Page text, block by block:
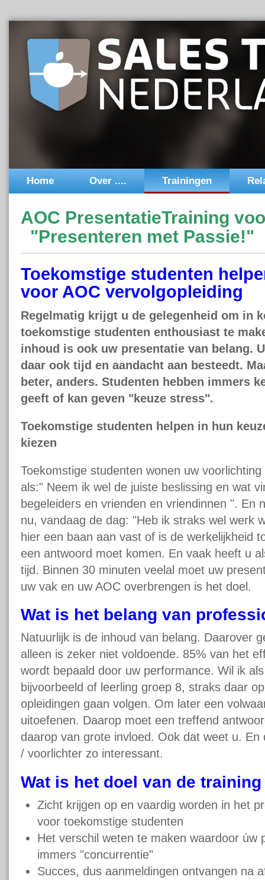
Home Over .... Trainingen
AOC PresentatieTraining
"Presenteren met Passie!"
Toekomstige studenten
voor AOC vervolgopleiding
Regelmatig krijgt u de gelegenheid om in
toekomstige studenten enthousiast te
inhoud is ook uw presentatie van belang.
daar ook tijd en aandacht aan besteedt.
beter, anders. Studenten hebben immers
geeft of kan geven "keuze stress".
Toekomstige studenten helpen in hun
kiezen
Toekomstige studenten wonen uw
als:" Neem ik wel de juiste beslissing en wat
begeleiders en vrienden en vriendinnen ". En
nu, vandaag de dag: "Heb ik straks wel werk
hier een baan aan vast of is de werkelijkheid
een antwoord moet komen. En vaak heeft u
tijd. Binnen 30 minuten veelal moet uw
uw vak en uw AOC overbrengen is het doel.
Wat is het belang van
Natuurlijk is de inhoud van belang. Daarover
alleen is zeker niet voldoende. 85% van het
wordt bepaald door uw performance. Wil ik
bijvoorbeeld of leerling groep 8, straks daar
opleidingen gaan volgen. Om later een
uitoefenen. Daarop moet een treffend
daarop van grote invloed. Ook dat weet u.
/ voorlichter zo interessant.
Wat is het doel van de training
Zicht krijgen op en vaardig worden in het
voor toekomstige studenten
Het verschil weten te maken waardoor úw
immers "concurrentie"
Succes, dus aanmeldingen ontvangen na